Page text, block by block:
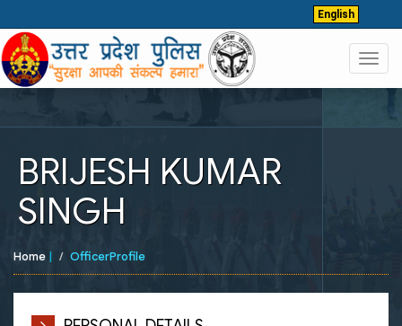
English
BRIJESH KUMAR
SINGH
Home | OfficerProfile